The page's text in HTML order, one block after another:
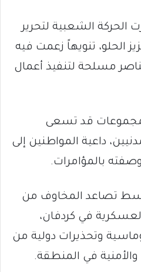
الشعبية لتحرير
الحلو، تنويهاً زعمت فيه
مسلحة لتنفيذ أعمال
قد تسعى
داعية المواطنين إلى
وصفته بالمؤامرات.
تصاعد المخاوف من
في كردفان،
وتحذيرات دولية من
والأمنية في المنطقة.